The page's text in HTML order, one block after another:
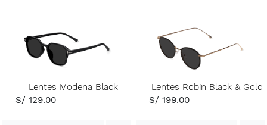
Lentes Modena Black
S/ 129.00
Lentes Robin Black & Gold
S/ 199.00